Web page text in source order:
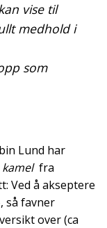
vise til
medhold i
som
Lund har
kamel fra
Ved å akseptere
så favner
over (ca